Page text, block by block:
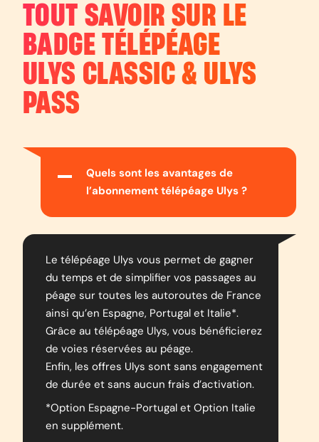
TOUT SAVOIR SUR LE
BADGE TÉLÉPÉAGE
ULYS CLASSIC & ULYS
PASS
Quels sont les avantages de
l’abonnement télépéage Ulys ?
Le télépéage Ulys vous permet de gagner
du temps et de simplifier vos passages au
péage sur toutes les autoroutes de France
ainsi qu’en Espagne, Portugal et Italie*.
Grâce au télépéage Ulys, vous bénéficierez
de voies réservées au péage.
Enfin, les offres Ulys sont sans engagement
de durée et sans aucun frais d’activation.
*Option Espagne-Portugal et Option Italie
en supplément.